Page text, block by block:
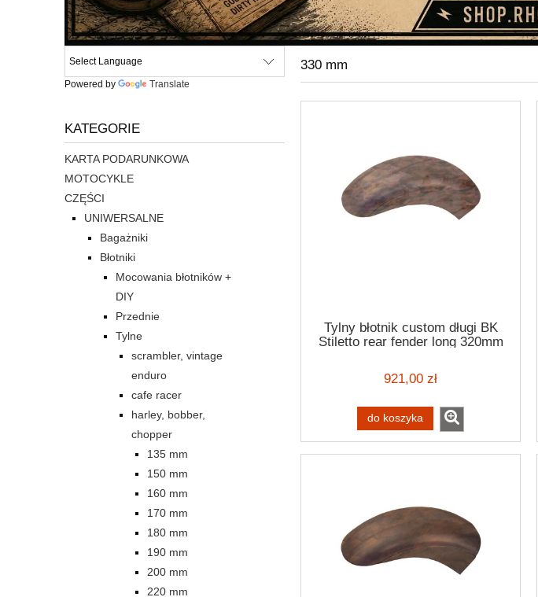
Powered by Translate
KATEGORIE
KARTA PODARUNKOWA
MOTOCYKLE
CZĘŚCI
UNIWERSALNE
Bagażniki
Błotniki
Mocowania błotników +
DIY
Przednie
Tylne
scrambler, vintage
enduro
cafe racer
harley, bobber,
chopper
135 mm
150 mm
160 mm
170 mm
180 mm
190 mm
200 mm
220 mm
330 mm
Tylny błotnik custom długi BK
Stiletto rear fender long 320mm
921,00 zł
do koszyka